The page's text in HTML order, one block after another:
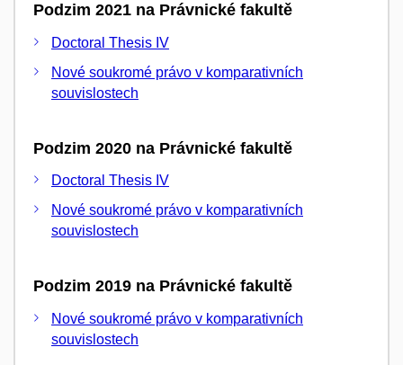
Podzim 2021 na Právnické fakultě
Doctoral Thesis IV
Nové soukromé právo v komparativních
souvislostech
Podzim 2020 na Právnické fakultě
Doctoral Thesis IV
Nové soukromé právo v komparativních
souvislostech
Podzim 2019 na Právnické fakultě
Nové soukromé právo v komparativních
souvislostech